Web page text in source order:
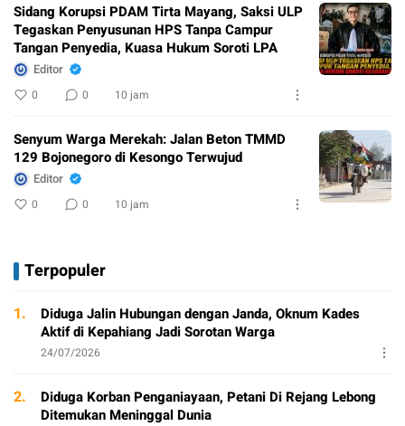
Sidang Korupsi PDAM Tirta Mayang, Saksi ULP
Tegaskan Penyusunan HPS Tanpa Campur
Tangan Penyedia, Kuasa Hukum Soroti LPA
Editor
0 0 10 jam
Senyum Warga Merekah: Jalan Beton TMMD
129 Bojonegoro di Kesongo Terwujud
Editor
0 0 10 jam
Terpopuler
1.
Diduga Jalin Hubungan dengan Janda, Oknum Kades
Aktif di Kepahiang Jadi Sorotan Warga
24/07/2026
2.
Diduga Korban Penganiayaan, Petani Di Rejang Lebong
Ditemukan Meninggal Dunia